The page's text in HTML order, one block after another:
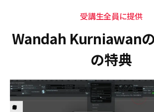
受講生全員に提供
Wandah Kurniawan
の特典